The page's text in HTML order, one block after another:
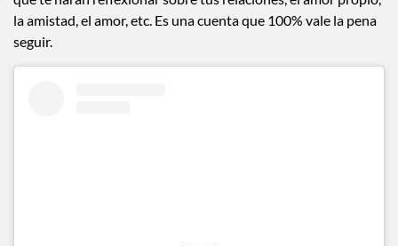
la amistad, el amor, etc. Es una cuenta que 100% vale la pena
seguir.